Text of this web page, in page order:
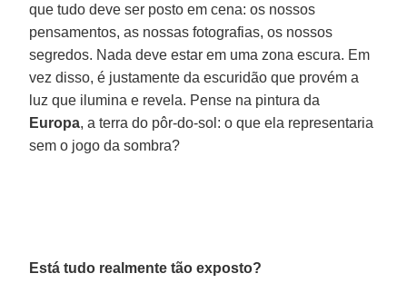
que tudo deve ser posto em cena: os nossos
pensamentos, as nossas fotografias, os nossos
segredos. Nada deve estar em uma zona escura. Em
vez disso, é justamente da escuridão que provém a
luz que ilumina e revela. Pense na pintura da
Europa, a terra do pôr-do-sol: o que ela representaria
sem o jogo da sombra?
Está tudo realmente tão exposto?